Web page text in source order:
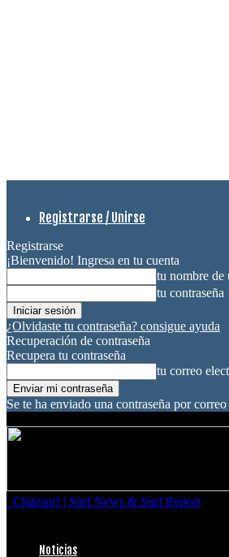
Registrarse / Unirse
Registrarse
¡Bienvenido! Ingresa en tu cuenta
tu nombre de
tu contraseña
¿Olvidaste tu contraseña? consigue ayuda
Recuperación de contraseña
Recupera tu contraseña
tu correo
Se te ha enviado una contraseña por
Chilesurf | Surf News & Surf Report
Noticias